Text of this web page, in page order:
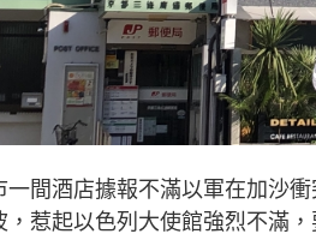
一間酒店據報不滿以軍在加沙
，惹起以色列大使館強烈不滿